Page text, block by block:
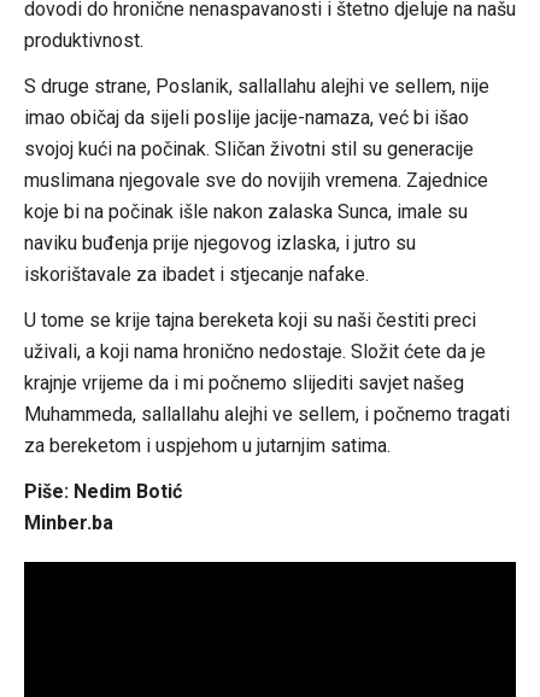
dovodi do hronične nenaspavanosti i štetno djeluje na našu
produktivnost.
S druge strane, Poslanik, sallallahu alejhi ve sellem, nije
imao običaj da sijeli poslije jacije-namaza, već bi išao
svojoj kući na počinak. Sličan životni stil su generacije
muslimana njegovale sve do novijih vremena. Zajednice
koje bi na počinak išle nakon zalaska Sunca, imale su
naviku buđenja prije njegovog izlaska, i jutro su
iskorištavale za ibadet i stjecanje nafake.
U tome se krije tajna bereketa koji su naši čestiti preci
uživali, a koji nama hronično nedostaje. Složit ćete da je
krajnje vrijeme da i mi počnemo slijediti savjet našeg
Muhammeda, sallallahu alejhi ve sellem, i počnemo tragati
za bereketom i uspjehom u jutarnjim satima.
Piše: Nedim Botić
Minber.ba